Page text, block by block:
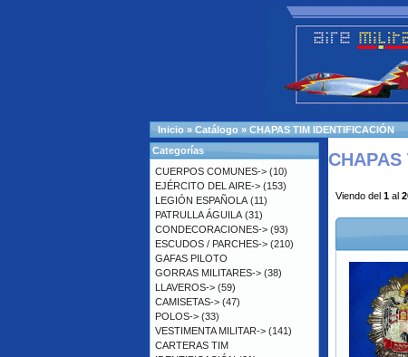
Inicio » Catálogo » CHAPAS TIM IDENTIFICACIÓN
Viendo del 1 al
Categorías
CUERPOS COMUNES-> (10)
EJÉRCITO DEL AIRE-> (153)
LEGIÓN ESPAÑOLA (11)
PATRULLA ÁGUILA (31)
CONDECORACIONES-> (93)
ESCUDOS / PARCHES-> (210)
GAFAS PILOTO
GORRAS MILITARES-> (38)
LLAVEROS-> (59)
CAMISETAS-> (47)
POLOS-> (33)
VESTIMENTA MILITAR-> (141)
CARTERAS TIM